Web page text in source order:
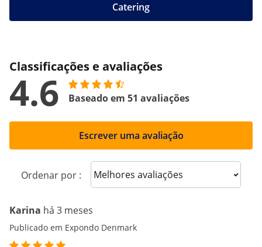
Catering
Classificações e avaliações
4.6 Baseado em 51 avaliações
Escrever uma avaliação
Ordenar por : Sort reviews
Karina há 3 meses
Publicado em Expondo Denmark